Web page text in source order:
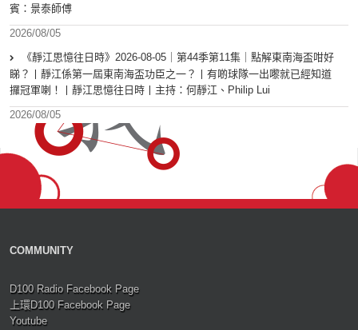
賓：景泰師傅
2026/08/05
《靜江思憶往日時》2026-08-05｜第44季第11集｜點解東南海盃咁好
睇？丨靜江係第一屆東南海盃功臣之一？丨有啲球隊一出嚟就已經知道
攞冠軍喇！丨靜江思憶往日時丨主持：何靜江、Philip Lui
2026/08/05
COMMUNITY
D100 Radio Facebook Page
上環D100 Facebook Page
Youtube